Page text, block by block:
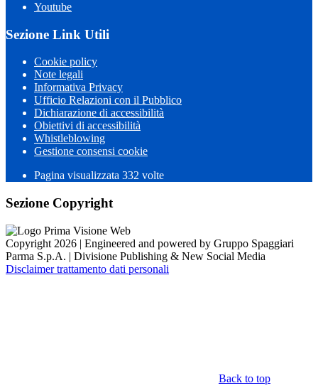
Youtube
Sezione Link Utili
Cookie policy
Note legali
Informativa Privacy
Ufficio Relazioni con il Pubblico
Dichiarazione di accessibilità
Obiettivi di accessibilità
Whistleblowing
Gestione consensi cookie
Pagina visualizzata 332 volte
Sezione Copyright
Copyright 2026 | Engineered and powered by Gruppo Spaggiari
Parma S.p.A. | Divisione Publishing & New Social Media
Disclaimer trattamento dati personali
Back to top